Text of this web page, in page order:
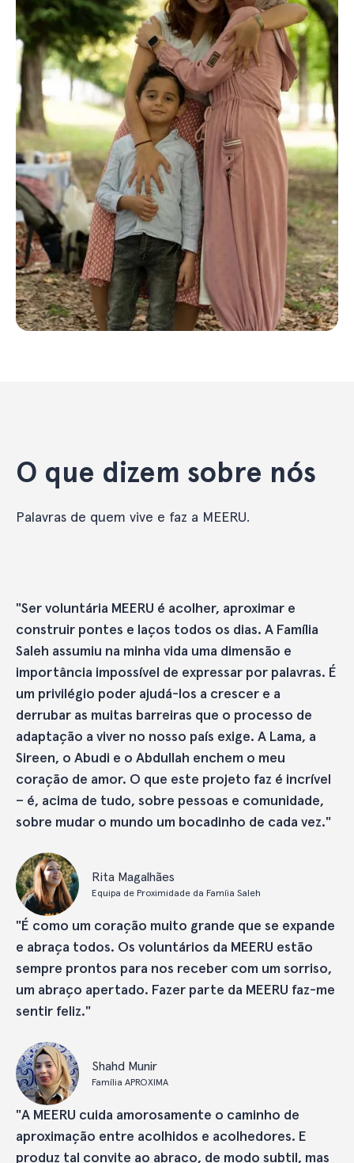
O que dizem sobre nós
Palavras de quem vive e faz a MEERU.
"Ser voluntária MEERU é acolher, aproximar e
construir pontes e laços todos os dias. A Família
Saleh assumiu na minha vida uma dimensão e
importância impossível de expressar por palavras. É
um privilégio poder ajudá-los a crescer e a
derrubar as muitas barreiras que o processo de
adaptação a viver no nosso país exige. A Lama, a
Sireen, o Abudi e o Abdullah enchem o meu
coração de amor. O que este projeto faz é incrível
– é, acima de tudo, sobre pessoas e comunidade,
sobre mudar o mundo um bocadinho de cada vez."
Rita Magalhães
Equipa de Proximidade da Famíia Saleh
"É como um coração muito grande que se expande
e abraça todos. Os voluntários da MEERU estão
sempre prontos para nos receber com um sorriso,
um abraço apertado. Fazer parte da MEERU faz-me
sentir feliz."
Shahd Munir
Família APROXIMA
"A MEERU cuida amorosamente o caminho de
aproximação entre acolhidos e acolhedores. E
produz tal convite ao abraço, de modo subtil, mas